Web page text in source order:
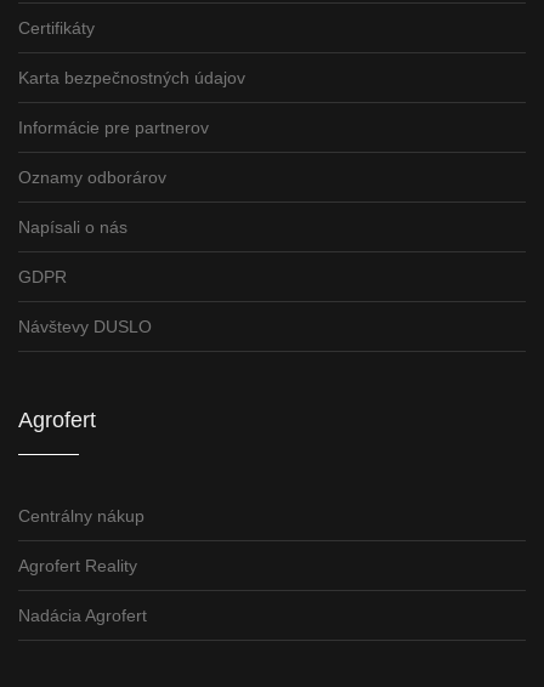
Certifikáty
Karta bezpečnostných údajov
Informácie pre partnerov
Oznamy odborárov
Napísali o nás
GDPR
Návštevy DUSLO
Agrofert
Centrálny nákup
Agrofert Reality
Nadácia Agrofert